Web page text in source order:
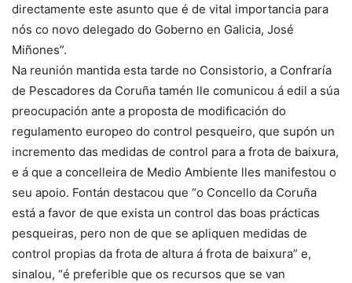
directamente este asunto que é de vital importancia para
nós co novo delegado do Goberno en Galicia, José
Miñones”.
Na reunión mantida esta tarde no Consistorio, a Confraría
de Pescadores da Coruña tamén lle comunicou á edil a súa
preocupación ante a proposta de modificación do
regulamento europeo do control pesqueiro, que supón un
incremento das medidas de control para a frota de baixura,
e á que a concelleira de Medio Ambiente lles manifestou o
seu apoio. Fontán destacou que “o Concello da Coruña
está a favor de que exista un control das boas prácticas
pesqueiras, pero non de que se apliquen medidas de
control propias da frota de altura á frota de baixura” e,
sinalou, “é preferible que os recursos que se van